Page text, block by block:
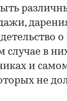
о
случае в
и
не